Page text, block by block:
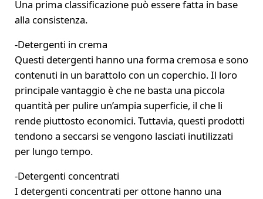
Una prima classificazione può essere fatta in base
alla consistenza.
-Detergenti in crema
Questi detergenti hanno una forma cremosa e sono
contenuti in un barattolo con un coperchio. Il loro
principale vantaggio è che ne basta una piccola
quantità per pulire un’ampia superficie, il che li
rende piuttosto economici. Tuttavia, questi prodotti
tendono a seccarsi se vengono lasciati inutilizzati
per lungo tempo.
-Detergenti concentrati
I detergenti concentrati per ottone hanno una